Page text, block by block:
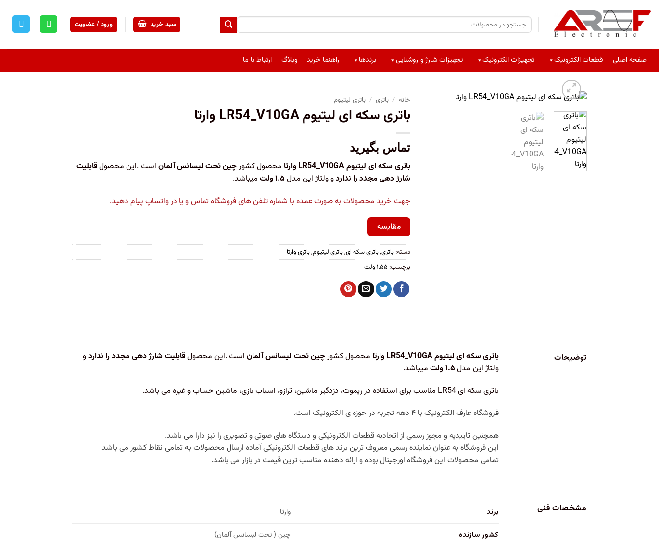
سبد خرید ورود / عضویت
صفحه اصلی قطعات الکترونیک تجهیزات الکترونیک تجهیزات شارژ و روشنایی برندها راهنما خرید وبلاگ ارتباط با ما
خانه / باتری / باتری لیتیوم
باتری سکه ای لیتیوم LR54_V10GA وارتا
تماس بگیرید
باتری سکه ای لیتیوم LR54_V10GA وارتا محصول کشورچین تحت لیسانس آلمان است .این محصولقابلیت
شارژ دهی مجدد را نداردو ولتاژ این مدل ۱.۵ ولت
میباشد.
جهت خرید محصولات به صورت عمده با شماره تلفن های فروشگاه تماس و یا در واتساپ پیام دهید.
مقایسه
دسته: باتری,باتری سکه ای,باتری لیتیوم,باتری وارتا
برچسب: ۱.۵۵ ولت
توضیحات باتری سکه ای لیتیوم LR54_V10GA وارتا محصول کشورچین تحت لیسانس آلمان است .این محصولقابلیت شارژ دهی مجدد را نداردو
ولتاژ این مدل ۱.۵ ولت
میباشد.
باتری سکه ای LR54 مناسب برای استفاده در ریموت، دزدگیر ماشین، ترازو، اسباب بازی، ماشین حساب و غیره می باشد.
فروشگاه عارف الکترونیک با ۴ دهه تجربه در حوزه ی الکترونیک است.
همچنین تاییدیه و مجوز رسمی از اتحادیه قطعات الکترونیکی و دستگاه های صوتی و تصویری را نیز دارا می باشد.
این فروشگاه به عنوان نماینده رسمی معروف ترین برند های قطعات الکترونیکی آماده ارسال محصولات به تمامی نقاط کشور می باشد.
تمامی محصولات این فروشگاه اورجینال بوده و ارائه دهنده مناسب ترین قیمت در بازار می باشد.
مشخصات فنی برند وارتا
کشور سازنده چین ( تحت لیسانس آلمان)